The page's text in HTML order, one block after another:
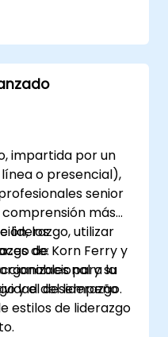
del Empleado
Individuales
impartida por un
o presencial),
senior
más
liderazgo, utilizar
de Korn Ferry y
para la
y el desempeño
los
de:
y su
del liderazgo.
estilos de liderazgo